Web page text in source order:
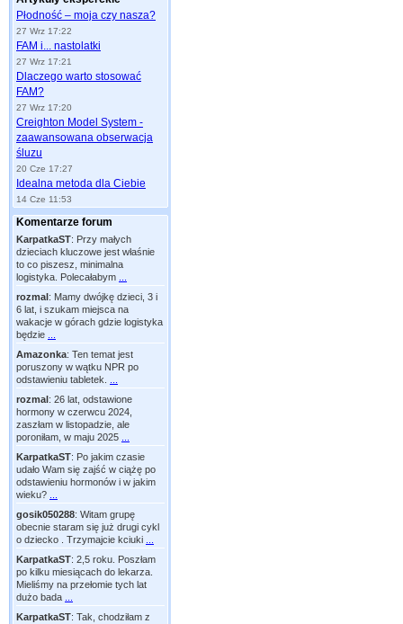
Płodność – moja czy nasza?
27 Wrz 17:22
FAM i... nastolatki
27 Wrz 17:21
Dlaczego warto stosować
FAM?
27 Wrz 17:20
Creighton Model System -
zaawansowana obserwacja
śluzu
20 Cze 17:27
Idealna metoda dla Ciebie
14 Cze 11:53
Komentarze forum
KarpatkaST: Przy małych
dzieciach kluczowe jest właśnie
to co piszesz, minimalna
logistyka. Polecałabym
rozmal: Mamy dwójkę dzieci, 3 i
6 lat, i szukam miejsca na
wakacje w górach gdzie logistyka
będzie
Amazonka: Ten temat jest
poruszony w wątku NPR po
odstawieniu tabletek.
rozmal: 26 lat, odstawione
hormony w czerwcu 2024,
zaszłam w listopadzie, ale
poroniłam, w maju 2025
KarpatkaST: Po jakim czasie
udało Wam się zajść w ciążę po
odstawieniu hormonów i w jakim
wieku?
gosik050288: Witam grupę
obecnie staram się już drugi cykl
o dziecko . Trzymajcie kciuki
KarpatkaST: 2,5 roku. Poszłam
po kilku miesiącach do lekarza.
Mieliśmy na przełomie tych lat
dużo bada
KarpatkaST: Tak, chodziłam z